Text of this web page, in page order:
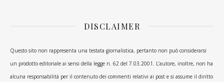
DISCLAIMER
Questo sito non rappresenta una testata giornalistica, pertanto non può considerarsi
un prodotto editoriale ai sensi della legge n. 62 del 7.03.2001. L’autore, inoltre, non ha
alcuna responsabilità per il contenuto dei commenti relativi ai post e si assume il diritto